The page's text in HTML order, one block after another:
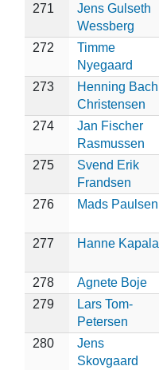
271
Jens Gulseth
Wessberg
272
Timme
Nyegaard
273
Henning Bach
Christensen
274
Jan Fischer
Rasmussen
275
Svend Erik
Frandsen
276 Mads Paulsen
277 Hanne Kapala
278 Agnete Boje
279
Lars Tom-
Petersen
280
Jens
Skovgaard